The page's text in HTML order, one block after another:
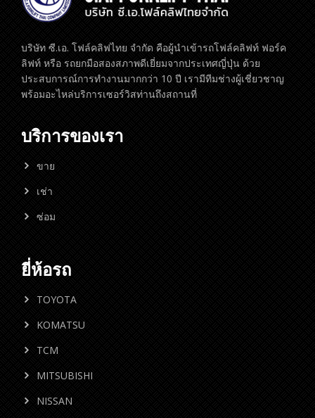
บริษัท ซี.เอ. โฟล์คลิฟไทย จำกัด คือผู้นำเข้ารถโฟล์คลิฟท์ ฟอร์ค
ลิฟท์ หรือ รถยกมือสองสภาพดีเยี่ยมจากประเทศญี่ปุ่น ด้วย
ประสบการณ์การทำงานมากกว่า 10 ปี เรามีทีมช่างผู้เชี่ยวชาญ
พร้อมอะไหล่บริการเซอร์วิสท่านถึงสถานที่
บริการของเรา
ขาย
เช่า
ซ่อม
ยี่ห้อรถ
TOYOTA
KOMATSU
TCM
MITSUBISHI
NISSAN